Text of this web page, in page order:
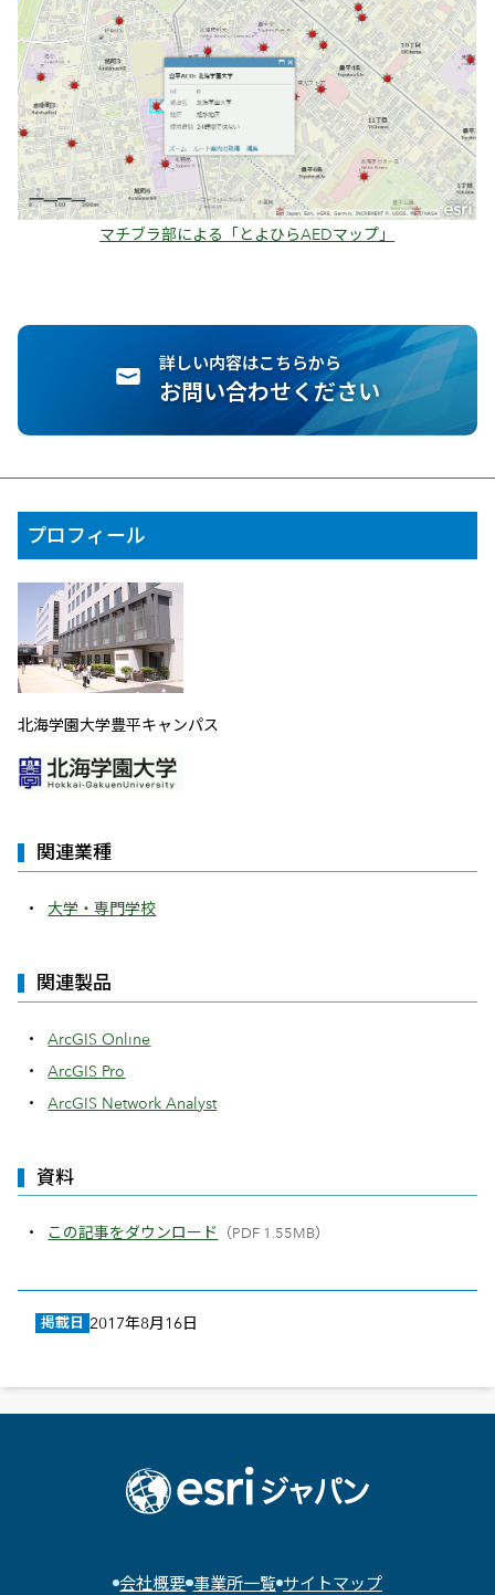
マチブラ部による「とよひらAEDマップ」
詳しい内容はこちらから
お問い合わせください
プロフィール
北海学園大学豊平キャンパス
掲載日 2017年8月16日
関連業種
大学・専門学校
関連製品
ArcGIS Online
ArcGIS Pro
ArcGIS Network Analyst
資料
この記事をダウンロード （PDF 1.55MB）
会社概要 事業所一覧 サイトマップ